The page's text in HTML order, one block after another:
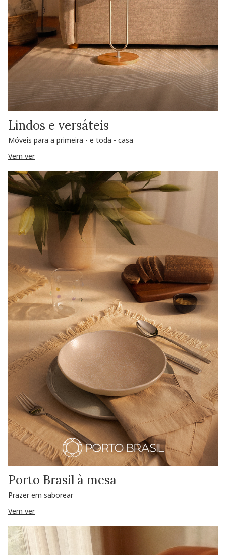
Lindos e versáteis
Móveis para a primeira - e toda - casa
Vem ver
Porto Brasil à mesa
Prazer em saborear
Vem ver